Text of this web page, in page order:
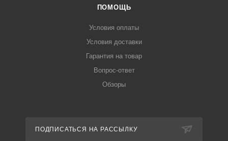
ПОМОЩЬ
Условия оплаты
Условия доставки
Гарантия на товар
Вопрос-ответ
Обзоры
ПОДПИСАТЬСЯ НА РАССЫЛКУ